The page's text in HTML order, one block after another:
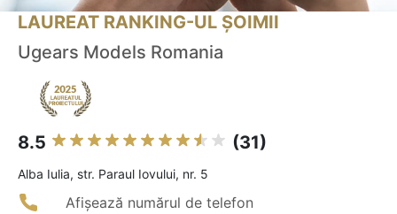
LAUREAT RANKING-UL ȘOIMII
Ugears Models Romania
8.5 (31)
Alba Iulia, str. Paraul Iovului, nr. 5
Afișează numărul de telefon